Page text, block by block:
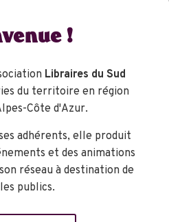
!
Libraires du Sud
du territoire en région
Côte d'Azur.
adhérents, elle produit
et des animations
réseau à destination de
publics.